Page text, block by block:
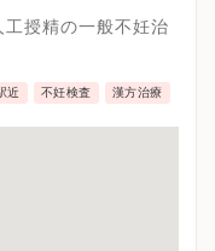
授精の一般不妊治
近 不妊検査 漢方治療